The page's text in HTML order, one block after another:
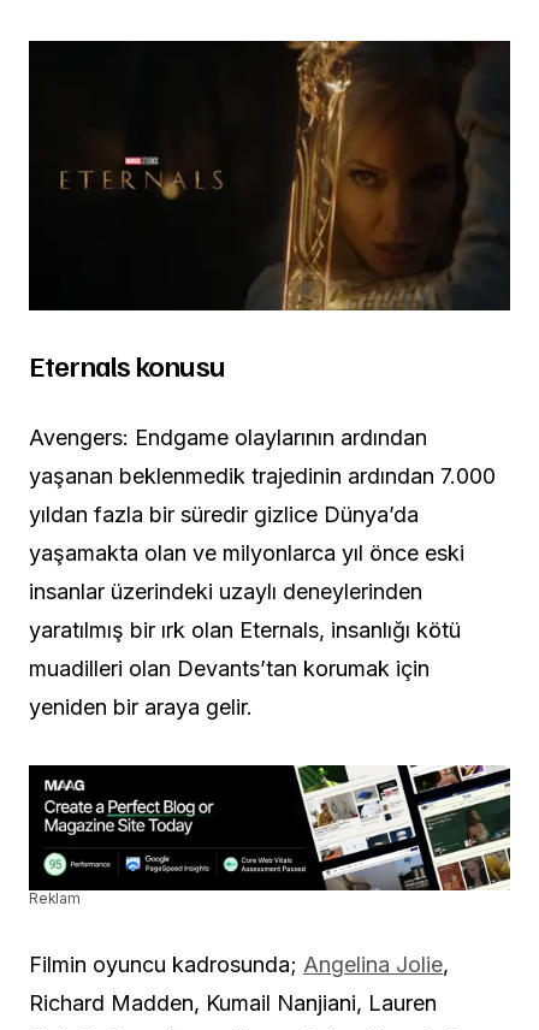
Eternals konusu
Avengers: Endgame olaylarının ardından
yaşanan beklenmedik trajedinin ardından 7.000
yıldan fazla bir süredir gizlice Dünya’da
yaşamakta olan ve milyonlarca yıl önce eski
insanlar üzerindeki uzaylı deneylerinden
yaratılmış bir ırk olan Eternals, insanlığı kötü
muadilleri olan Devants’tan korumak için
yeniden bir araya gelir.
Reklam
Filmin oyuncu kadrosunda; Angelina Jolie,
Richard Madden, Kumail Nanjiani, Lauren